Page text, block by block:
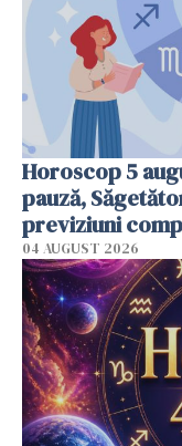
Horoscop 5
pauză,
previziuni
04 AUGUST 2026